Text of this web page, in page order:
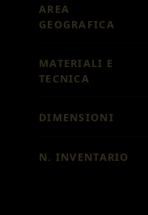
AREA
GEOGRAFICA
MATERIALI E
TECNICA
DIMENSIONI
N. INVENTARIO